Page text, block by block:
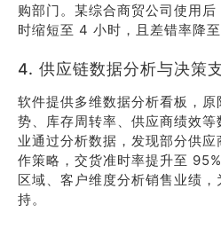
购部门。某综合商贸公司使用
时缩短至 4 小时，且差错率降
4. 供应链数据分析与决策
软件提供多维数据分析看板，
势、库存周转率、供应商绩效
业通过分析数据，发现部分供
作策略，交货准时率提升至
区域、客户维度分析销售业绩
持。